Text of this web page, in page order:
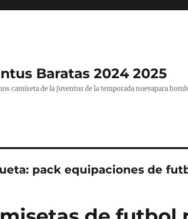
Baratas 2024 2025
camiseta de la Juventus de la temporada nuevapara
pack equipaciones de